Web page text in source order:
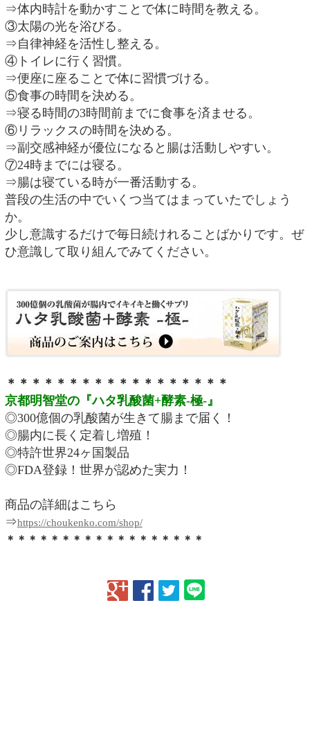
⇒体内時計を動かすことで体に時間を教える。
③太陽の光を浴びる。
⇒自律神経を活性し整える。
④トイレに行く習慣。
⇒便座に座ることで体に習慣づける。
⑤食事の時間を決める。
⇒寝る時間の3時間前までに食事を済ませる。
⑥リラックスの時間を決める。
⇒副交感神経が優位になると腸は活動しやすい。
⑦24時までには寝る。
⇒腸は寝ている時が一番活動する。
普段の生活の中でいくつ当てはまっていたでしょう
か。
少し意識するだけで毎日続けれることばかりです。ぜ
ひ意識して取り組んでみてください。
＊＊＊＊＊＊＊＊＊＊＊＊＊＊＊＊＊＊
京都明智堂の『ハタ乳酸菌+酵素-極-』
◎300億個の乳酸菌が生きて腸まで届く！
◎腸内に長く定着し増殖！
◎特許世界24ヶ国製品
◎FDA登録！世界が認めた実力！
商品の詳細はこちら
⇒https://choukenko.com/shop/
＊＊＊＊＊＊＊＊＊＊＊＊＊＊＊＊＊＊